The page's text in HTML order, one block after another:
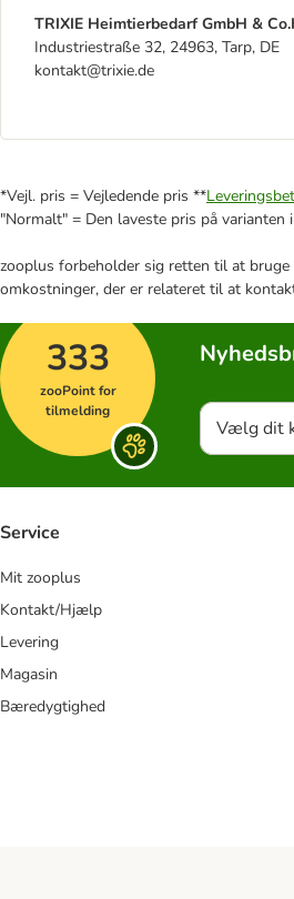
TRIXIE Heimtierbedarf GmbH &
Industriestraße 32, 24963, Tarp, DE
kontakt@trixie.de
*Vejl. pris = Vejledende pris **
"Normalt" = Den laveste pris på varianten
zooplus forbeholder sig retten til at
omkostninger, der er relateret til at
333
zooPoint for
tilmelding
Vælg dit
Service
Mit zooplus
Kontakt/Hjælp
Levering
Magasin
Bæredygtighed